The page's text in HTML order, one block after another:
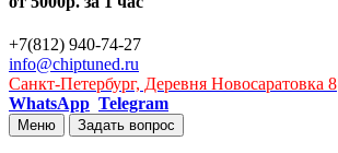
+7(812) 940-74-27
info@chiptuned.ru
Санкт-Петербург, Деревня Новосаратовка 8
WhatsApp Telegram
Меню Задать вопрос